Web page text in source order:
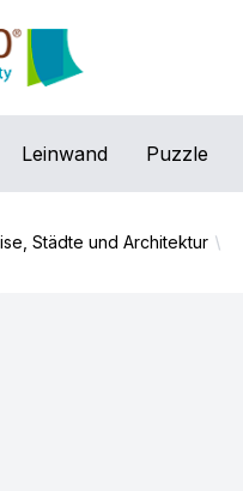
Leinwand Puzzle
Städte und Architektur